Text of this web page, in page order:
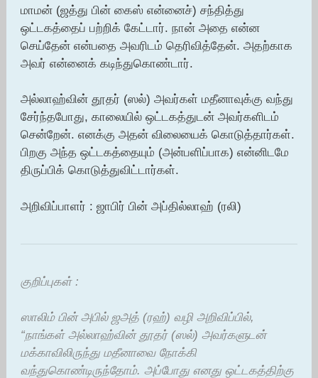
மாமன் (ஜத்து பின் கைஸ் என்னைச்) சந்தித்து
ஒட்டகத்தைப் பற்றிக் கேட்டார். நான் அதை என்ன
செய்தேன் என்பதை அவரிடம் தெரிவித்தேன். அதற்காக
அவர் என்னைக் கடிந்துகொண்டார்.
அல்லாஹ்வின் தூதர் (ஸல்) அவர்கள் மதீனாவுக்கு வந்து
சேர்ந்தபோது, காலையில் ஒட்டகத்துடன் அவர்களிடம்
சென்றேன். எனக்கு அதன் விலையைக் கொடுத்தார்கள்.
பிறகு அந்த ஒட்டகத்தையும் (அன்பளிப்பாக) என்னிடமே
திருப்பிக் கொடுத்துவிட்டார்கள்.
அறிவிப்பாளர் : ஜாபிர் பின் அப்தில்லாஹ் (ரலி)
குறிப்புகள் :
ஸாலிம் பின் அபில் ஜஅத் (ரஹ்) வழி அறிவிப்பில்,
“நாங்கள் அல்லாஹ்வின் தூதர் (ஸல்) அவர்களுடன்
மக்காவிலிருந்து மதீனாவை நோக்கி
வந்துகொண்டிருந்தோம். அப்போது எனது ஒட்டகத்திற்கு